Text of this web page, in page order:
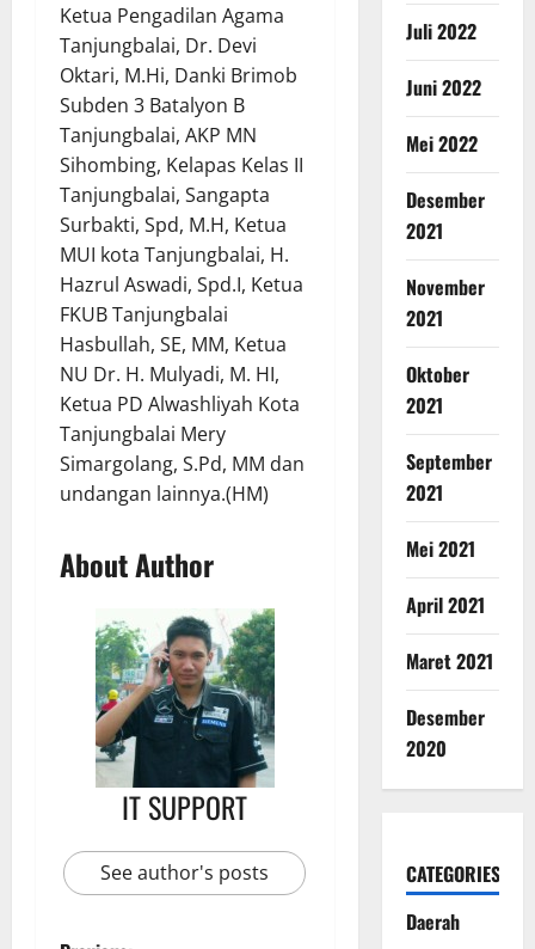
Ketua Pengadilan Agama
Tanjungbalai, Dr. Devi
Oktari, M.Hi, Danki Brimob
Subden 3 Batalyon B
Tanjungbalai, AKP MN
Sihombing, Kelapas Kelas II
Tanjungbalai, Sangapta
Surbakti, Spd, M.H, Ketua
MUI kota Tanjungbalai, H.
Hazrul Aswadi, Spd.I, Ketua
FKUB Tanjungbalai
Hasbullah, SE, MM, Ketua
NU Dr. H. Mulyadi, M. HI,
Ketua PD Alwashliyah Kota
Tanjungbalai Mery
Simargolang, S.Pd, MM dan
undangan lainnya.(HM)
About Author
IT SUPPORT
See author's posts
Juli 2022
Juni 2022
Mei 2022
Desember
2021
November
2021
Oktober
2021
September
2021
Mei 2021
April 2021
Maret 2021
Desember
2020
CATEGORIES
Daerah